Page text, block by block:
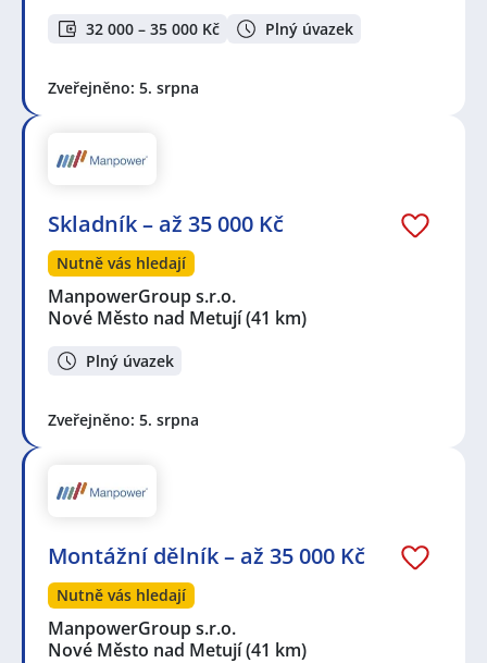
32 000 – 35 000 Kč Plný úvazek
Zveřejněno: 5. srpna
Skladník – až 35 000 Kč
Nutně vás hledají
ManpowerGroup s.r.o.
Nové Město nad Metují(41 km)
Plný úvazek
Zveřejněno: 5. srpna
Montážní dělník – až 35 000 Kč
Nutně vás hledají
ManpowerGroup s.r.o.
Nové Město nad Metují(41 km)